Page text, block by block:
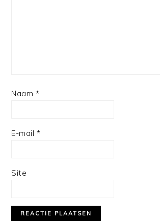
Naam *
E-mail *
Site